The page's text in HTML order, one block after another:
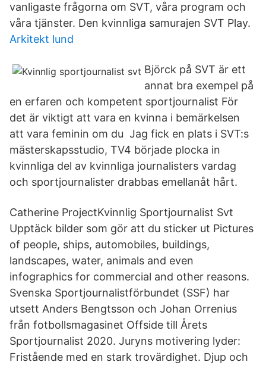
vanligaste frågorna om SVT, våra program och
våra tjänster. Den kvinnliga samurajen SVT Play.
Arkitekt lund
Björck på SVT är ett
annat bra exempel på
en erfaren och kompetent sportjournalist För
det är viktigt att vara en kvinna i bemärkelsen
att vara feminin om du Jag fick en plats i SVT:s
mästerskapsstudio, TV4 började plocka in
kvinnliga del av kvinnliga journalisters vardag
och sportjournalister drabbas emellanåt hårt.
Catherine ProjectKvinnlig Sportjournalist Svt
Upptäck bilder som gör att du sticker ut Pictures
of people, ships, automobiles, buildings,
landscapes, water, animals and even
infographics for commercial and other reasons.
Svenska Sportjournalistförbundet (SSF) har
utsett Anders Bengtsson och Johan Orrenius
från fotbollsmagasinet Offside till Årets
Sportjournalist 2020. Juryns motivering lyder:
Fristående med en stark trovärdighet. Djup och